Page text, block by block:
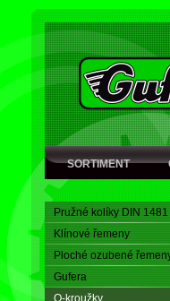
SORTIMENT
Pružné kolíky DIN 1481
Klínové řemeny
Ploché ozubené
Gufera
O-kroužky